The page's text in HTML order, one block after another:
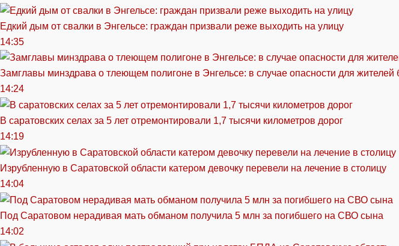
Едкий дым от свалки в Энгельсе: граждан призвали реже выходить на улицу
14:35
Замглавы минздрава о тлеющем полигоне в Энгельсе: в случае опасности для
14:24
В саратовских селах за 5 лет отремонтировали 1,7 тысячи километров дорог
14:19
Изрубленную в Саратовской области катером девочку перевели на лечение в столицу
14:04
Под Саратовом нерадивая мать обманом получила 5 млн за погибшего на СВО сына
14:02